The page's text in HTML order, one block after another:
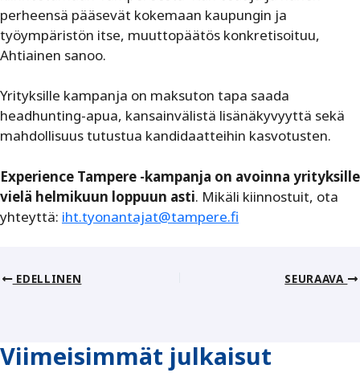
perheensä pääsevät kokemaan kaupungin ja
työympäristön itse, muuttopäätös konkretisoituu,
Ahtiainen sanoo.
Yrityksille kampanja on maksuton tapa saada
headhunting-apua, kansainvälistä lisänäkyvyyttä sekä
mahdollisuus tutustua kandidaatteihin kasvotusten.
Experience Tampere -kampanja on avoinna yrityksille
vielä helmikuun loppuun asti. Mikäli kiinnostuit, ota
yhteyttä: iht.tyonantajat@tampere.fi
EDELLINEN SEURAAVA
Viimeisimmät julkaisut